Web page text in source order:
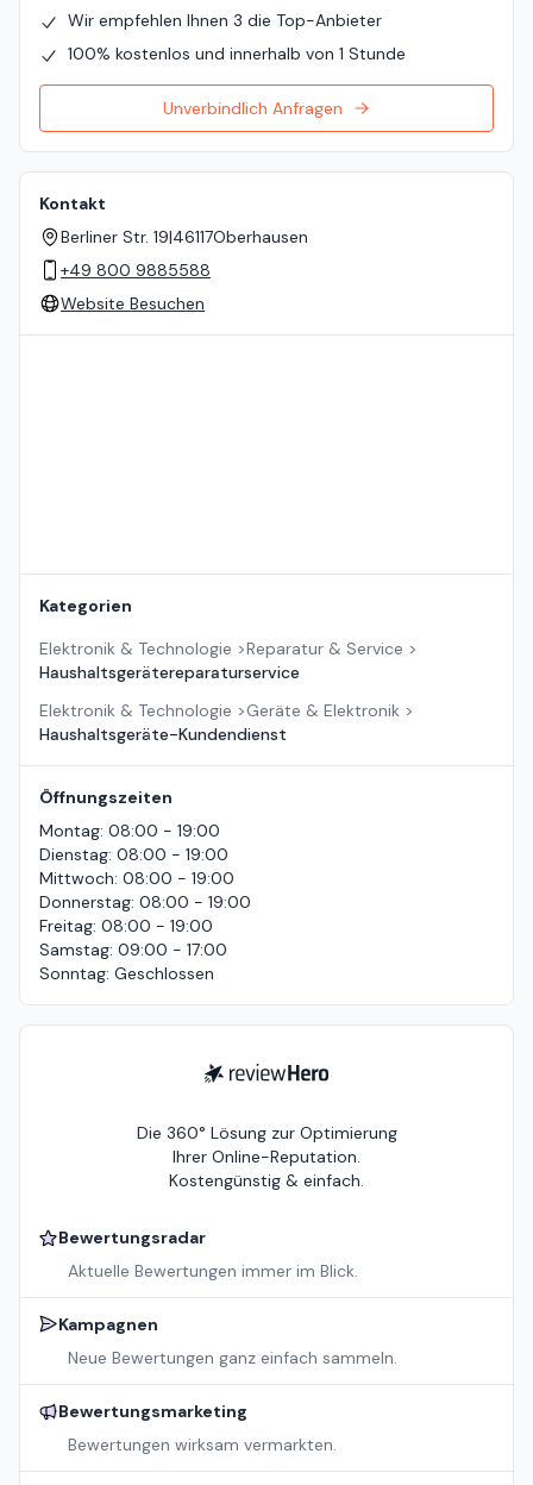
Wir empfehlen Ihnen 3 die Top-Anbieter
100% kostenlos und innerhalb von 1 Stunde
Unverbindlich Anfragen
Kontakt
Berliner Str. 19|46117Oberhausen
+49 800 9885588
Website Besuchen
Kategorien
Elektronik & Technologie >Reparatur & Service >
Haushaltsgerätereparaturservice
Elektronik & Technologie >Geräte & Elektronik >
Haushaltsgeräte-Kundendienst
Öffnungszeiten
Montag: 08:00 - 19:00
Dienstag: 08:00 - 19:00
Mittwoch: 08:00 - 19:00
Donnerstag: 08:00 - 19:00
Freitag: 08:00 - 19:00
Samstag: 09:00 - 17:00
Sonntag: Geschlossen
ReviewHero
Die 360° Lösung zur Optimierung
Ihrer Online-Reputation.
Kostengünstig & einfach.
Bewertungsradar
Aktuelle Bewertungen immer im Blick.
Kampagnen
Neue Bewertungen ganz einfach sammeln.
Bewertungsmarketing
Bewertungen wirksam vermarkten.